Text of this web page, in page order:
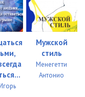
Мужской
стиль
Менегетти
Антонио